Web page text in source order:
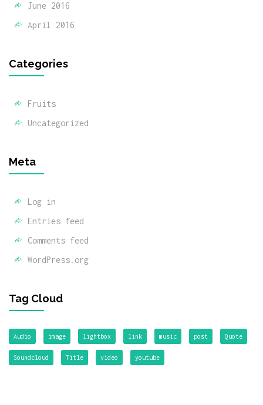
June 2016
April 2016
Categories
Fruits
Uncategorized
Meta
Log in
Entries feed
Comments feed
WordPress.org
Tag Cloud
Audio image lightbox link music post Quote
Soundcloud Title video youtube